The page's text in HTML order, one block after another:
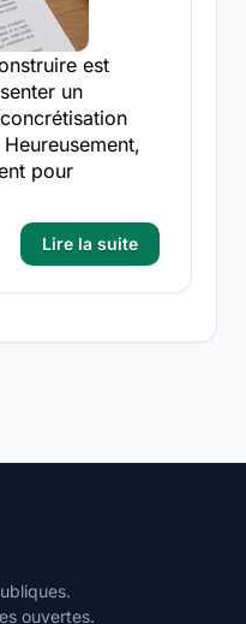
est
un
pour
Lire la suite
ouvertes.